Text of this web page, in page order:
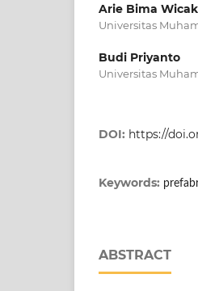
Arie Bima
Universitas
Budi Priyanto
Universitas
DOI: https://
Keywords:
ABSTRACT